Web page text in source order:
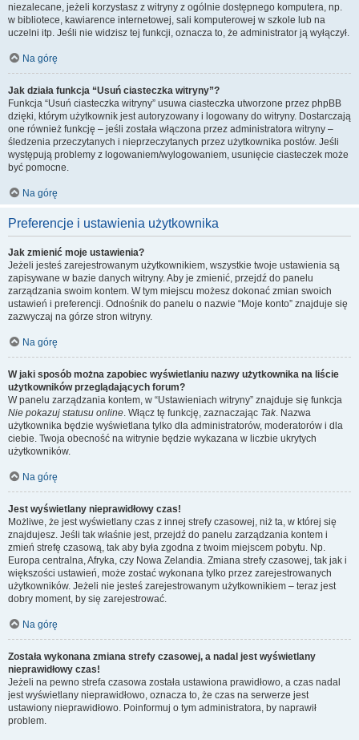
niezalecane, jeżeli korzystasz z witryny z ogólnie dostępnego komputera, np.
w bibliotece, kawiarence internetowej, sali komputerowej w szkole lub na
uczelni itp. Jeśli nie widzisz tej funkcji, oznacza to, że administrator ją wyłączył.
Na górę
Jak działa funkcja “Usuń ciasteczka witryny”?
Funkcja “Usuń ciasteczka witryny” usuwa ciasteczka utworzone przez phpBB
dzięki, którym użytkownik jest autoryzowany i logowany do witryny. Dostarczają
one również funkcję – jeśli została włączona przez administratora witryny –
śledzenia przeczytanych i nieprzeczytanych przez użytkownika postów. Jeśli
występują problemy z logowaniem/wylogowaniem, usunięcie ciasteczek może
być pomocne.
Na górę
Preferencje i ustawienia użytkownika
Jak zmienić moje ustawienia?
Jeżeli jesteś zarejestrowanym użytkownikiem, wszystkie twoje ustawienia są
zapisywane w bazie danych witryny. Aby je zmienić, przejdź do panelu
zarządzania swoim kontem. W tym miejscu możesz dokonać zmian swoich
ustawień i preferencji. Odnośnik do panelu o nazwie “Moje konto” znajduje się
zazwyczaj na górze stron witryny.
Na górę
W jaki sposób można zapobiec wyświetlaniu nazwy użytkownika na liście
użytkowników przeglądających forum?
W panelu zarządzania kontem, w “Ustawieniach witryny” znajduje się funkcja
Nie pokazuj statusu online. Włącz tę funkcję, zaznaczając Tak. Nazwa
użytkownika będzie wyświetlana tylko dla administratorów, moderatorów i dla
ciebie. Twoja obecność na witrynie będzie wykazana w liczbie ukrytych
użytkowników.
Na górę
Jest wyświetlany nieprawidłowy czas!
Możliwe, że jest wyświetlany czas z innej strefy czasowej, niż ta, w której się
znajdujesz. Jeśli tak właśnie jest, przejdź do panelu zarządzania kontem i
zmień strefę czasową, tak aby była zgodna z twoim miejscem pobytu. Np.
Europa centralna, Afryka, czy Nowa Zelandia. Zmiana strefy czasowej, tak jak i
większości ustawień, może zostać wykonana tylko przez zarejestrowanych
użytkowników. Jeżeli nie jesteś zarejestrowanym użytkownikiem – teraz jest
dobry moment, by się zarejestrować.
Na górę
Została wykonana zmiana strefy czasowej, a nadal jest wyświetlany
nieprawidłowy czas!
Jeżeli na pewno strefa czasowa została ustawiona prawidłowo, a czas nadal
jest wyświetlany nieprawidłowo, oznacza to, że czas na serwerze jest
ustawiony nieprawidłowo. Poinformuj o tym administratora, by naprawił
problem.